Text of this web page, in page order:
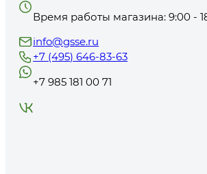
Время работы магазина: 9:00 -
info@gsse.ru
+7 (495) 646-83-63
+7 985 181 00 71